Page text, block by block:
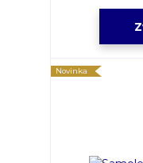
Novinka